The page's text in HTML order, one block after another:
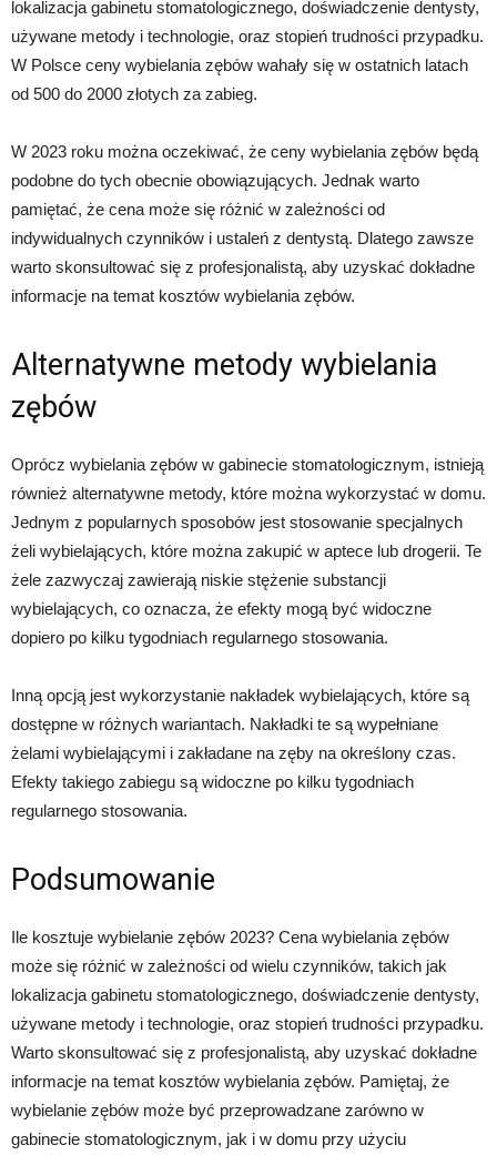
lokalizacja gabinetu stomatologicznego, doświadczenie dentysty,
używane metody i technologie, oraz stopień trudności przypadku.
W Polsce ceny wybielania zębów wahały się w ostatnich latach
od 500 do 2000 złotych za zabieg.
W 2023 roku można oczekiwać, że ceny wybielania zębów będą
podobne do tych obecnie obowiązujących. Jednak warto
pamiętać, że cena może się różnić w zależności od
indywidualnych czynników i ustaleń z dentystą. Dlatego zawsze
warto skonsultować się z profesjonalistą, aby uzyskać dokładne
informacje na temat kosztów wybielania zębów.
Alternatywne metody wybielania
zębów
Oprócz wybielania zębów w gabinecie stomatologicznym, istnieją
również alternatywne metody, które można wykorzystać w domu.
Jednym z popularnych sposobów jest stosowanie specjalnych
żeli wybielających, które można zakupić w aptece lub drogerii. Te
żele zazwyczaj zawierają niskie stężenie substancji
wybielających, co oznacza, że efekty mogą być widoczne
dopiero po kilku tygodniach regularnego stosowania.
Inną opcją jest wykorzystanie nakładek wybielających, które są
dostępne w różnych wariantach. Nakładki te są wypełniane
żelami wybielającymi i zakładane na zęby na określony czas.
Efekty takiego zabiegu są widoczne po kilku tygodniach
regularnego stosowania.
Podsumowanie
Ile kosztuje wybielanie zębów 2023? Cena wybielania zębów
może się różnić w zależności od wielu czynników, takich jak
lokalizacja gabinetu stomatologicznego, doświadczenie dentysty,
używane metody i technologie, oraz stopień trudności przypadku.
Warto skonsultować się z profesjonalistą, aby uzyskać dokładne
informacje na temat kosztów wybielania zębów. Pamiętaj, że
wybielanie zębów może być przeprowadzane zarówno w
gabinecie stomatologicznym, jak i w domu przy użyciu